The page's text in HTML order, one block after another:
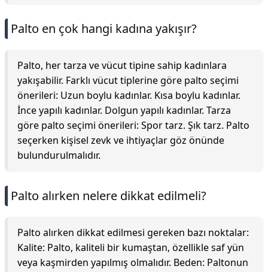
Palto en çok hangi kadına yakışır?
Palto, her tarza ve vücut tipine sahip kadınlara
yakışabilir. Farklı vücut tiplerine göre palto seçimi
önerileri: Uzun boylu kadınlar. Kısa boylu kadınlar.
İnce yapılı kadınlar. Dolgun yapılı kadınlar. Tarza
göre palto seçimi önerileri: Spor tarz. Şık tarz. Palto
seçerken kişisel zevk ve ihtiyaçlar göz önünde
bulundurulmalıdır.
Palto alırken nelere dikkat edilmeli?
Palto alırken dikkat edilmesi gereken bazı noktalar:
Kalite: Palto, kaliteli bir kumaştan, özellikle saf yün
veya kaşmirden yapılmış olmalıdır. Beden: Paltonun